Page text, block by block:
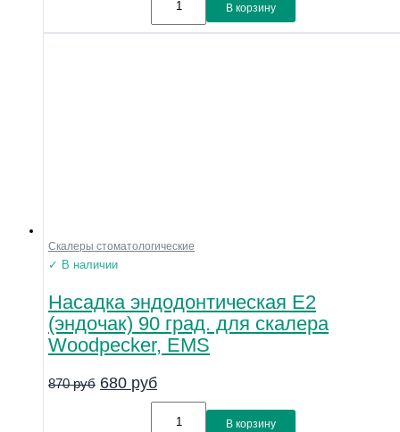
В корзину
Скалеры стоматологические
✓ В наличии
Насадка эндодонтическая E2
(эндочак) 90 град. для скалера
Woodpecker, EMS
870руб 680 руб
В корзину